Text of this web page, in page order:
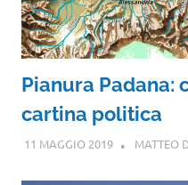
Pianura Padana:
cartina politica
11 MAGGIO 2019 MATTEO